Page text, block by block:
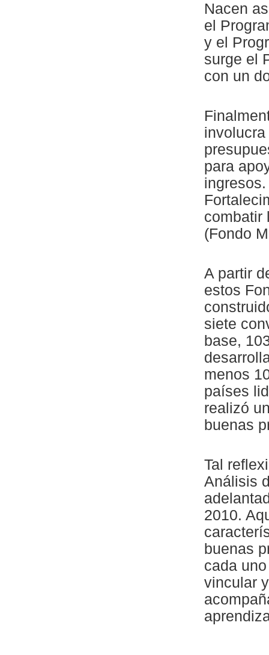
Nacen
el
y el
surge el
con un
para
combatir
(Fondo
A partir
estos
siete
base,
menos
países
realizó
buenas
Tal
Análisis
2010.
buenas
cada
vincular